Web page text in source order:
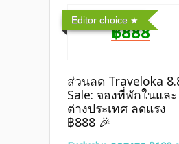
Editor choice
฿888
ส่วนลด Traveloka
Sale: จองที่พักในและ
ต่างประเทศ ลดแรง
฿888 🎉